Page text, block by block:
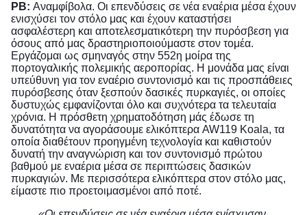
PB: Αναμφίβολα. Οι επενδύσεις σε νέα εναέρια μέσα έχουν
ενισχύσει τον στόλο μας και έχουν καταστήσει
ασφαλέστερη και αποτελεσματικότερη την πυρόσβεση για
όσους από μας δραστηριοποιούμαστε στον τομέα.
Εργάζομαι ως σμηναγός στην 552η μοίρα της
πορτογαλικής πολεμικής αεροπορίας. Η μονάδα μας είναι
υπεύθυνη για τον εναέριο συντονισμό και τις προσπάθειες
πυρόσβεσης όταν ξεσπούν δασικές πυρκαγιές, οι οποίες
δυστυχώς εμφανίζονται όλο και συχνότερα τα τελευταία
χρόνια. Η πρόσθετη χρηματοδότηση μάς έδωσε τη
δυνατότητα να αγοράσουμε ελικόπτερα AW119 Koala, τα
οποία διαθέτουν προηγμένη τεχνολογία και καθιστούν
δυνατή την αναγνώριση και τον συντονισμό πρώτου
βαθμού με εναέρια μέσα σε περιπτώσεις δασικών
πυρκαγιών. Με περισσότερα ελικόπτερα στον στόλο μας,
είμαστε πιο προετοιμασμένοι από ποτέ.